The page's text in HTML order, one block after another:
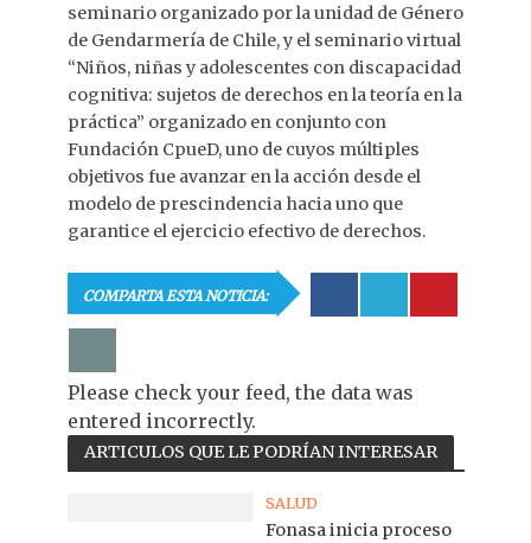
seminario organizado por la unidad de Género
de Gendarmería de Chile, y el seminario virtual
“Niños, niñas y adolescentes con discapacidad
cognitiva: sujetos de derechos en la teoría en la
práctica” organizado en conjunto con
Fundación CpueD, uno de cuyos múltiples
objetivos fue avanzar en la acción desde el
modelo de prescindencia hacia uno que
garantice el ejercicio efectivo de derechos.
COMPARTA ESTA NOTICIA:
Please check your feed, the data was
entered incorrectly.
ARTICULOS QUE LE PODRÍAN INTERESAR
SALUD
Fonasa inicia proceso